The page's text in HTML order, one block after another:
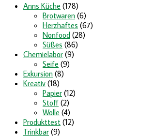
Anns Küche (178)
Brotwaren (6)
Herzhaftes (67)
Nonfood (28)
Süßes (86)
Chemielabor (9)
Seife (9)
Exkursion (8)
Kreativ (18)
Papier (12)
Stoff (2)
Wolle (4)
Produkttest (12)
Trinkbar (9)